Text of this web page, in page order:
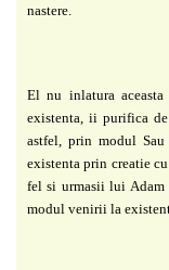
nastere.
El nu inlatura
existenta, ii purifica
astfel, prin modul
existenta prin creatie
fel si urmasii lui Adam
modul venirii la